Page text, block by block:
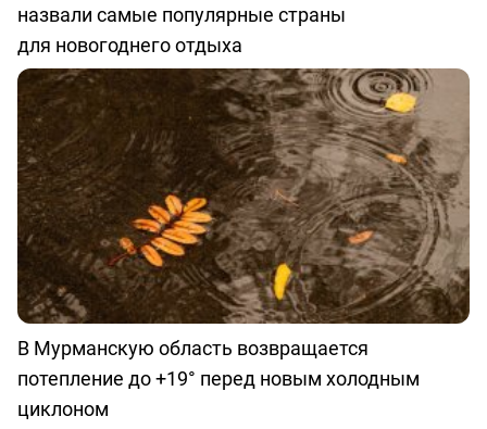
назвали самые популярные страны
для новогоднего отдыха
В Мурманскую область возвращается
потепление до +19° перед новым холодным
циклоном